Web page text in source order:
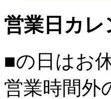
営業日カレ
■の日はお
営業時間外